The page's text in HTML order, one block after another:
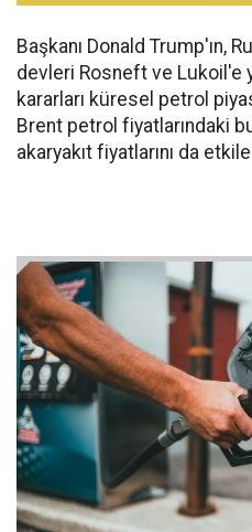
Başkanı Donald Trump'ın,
devleri Rosneft ve Lukoil'e
kararları küresel petrol
Brent petrol fiyatlarındaki
akaryakıt fiyatlarını da